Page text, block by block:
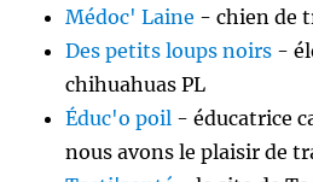
Médoc' Laine - chien de
Des petits loups noirs -
chihuahuas PL
Éduc'o poil - éducatrice
nous avons le plaisir de